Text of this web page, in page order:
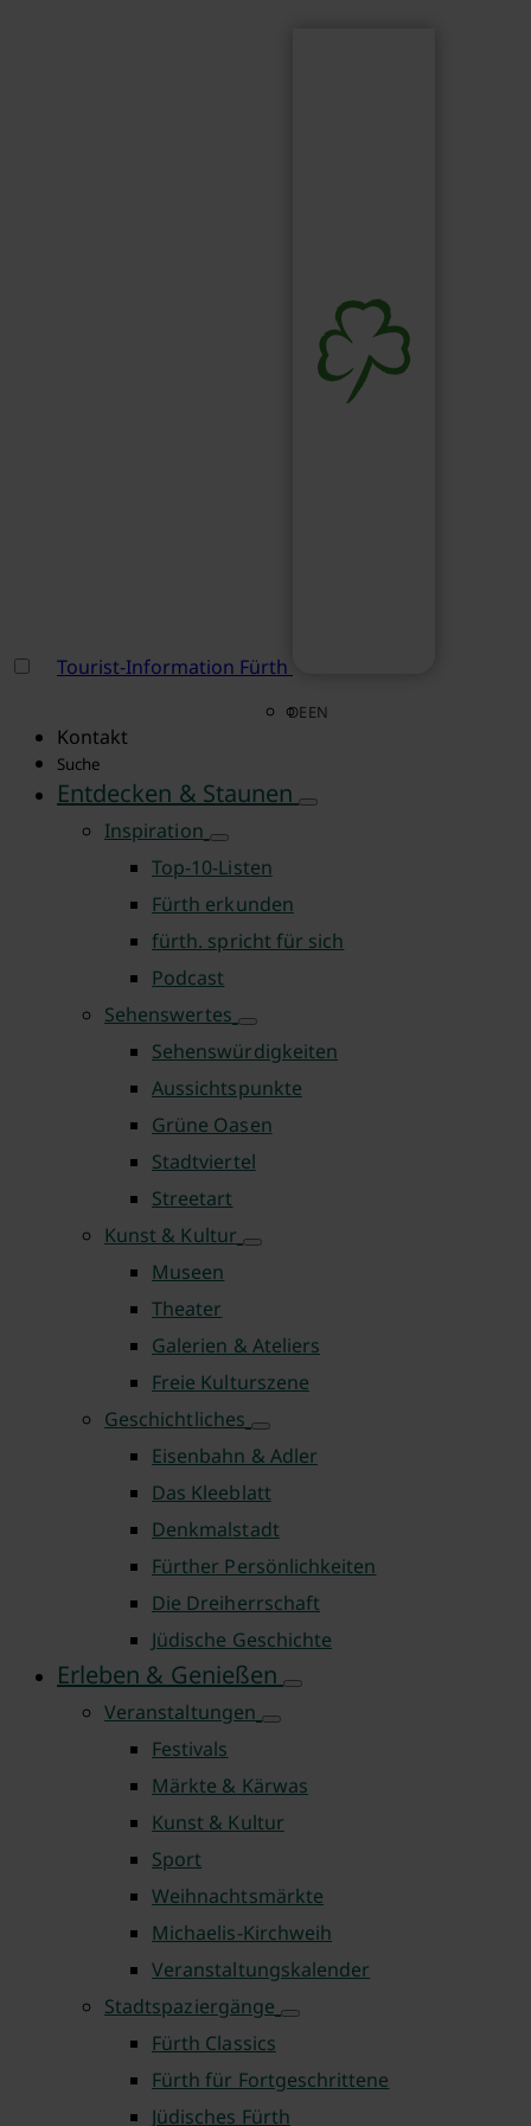
Tourist-Information Fürth
DEEN
Kontakt
Suche
Entdecken & Staunen
Inspiration
Top-10-Listen
Fürth erkunden
fürth. spricht für sich
Podcast
Sehenswertes
Sehenswürdigkeiten
Aussichtspunkte
Grüne Oasen
Stadtviertel
Streetart
Kunst & Kultur
Museen
Theater
Galerien & Ateliers
Freie Kulturszene
Geschichtliches
Eisenbahn & Adler
Das Kleeblatt
Denkmalstadt
Fürther Persönlichkeiten
Die Dreiherrschaft
Jüdische Geschichte
Erleben & Genießen
Veranstaltungen
Festivals
Märkte & Kärwas
Kunst & Kultur
Sport
Weihnachtsmärkte
Michaelis-Kirchweih
Veranstaltungskalender
Stadtspaziergänge
Fürth Classics
Fürth für Fortgeschrittene
Jüdisches Fürth